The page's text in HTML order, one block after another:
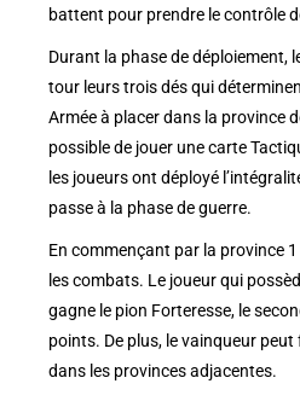
battent pour prendre le contrôle
Durant la phase de déploiement,
tour leurs trois dés qui
Armée à placer dans la province
possible de jouer une carte
les joueurs ont déployé
passe à la phase de guerre.
En commençant par la province
les combats. Le joueur qui
gagne le pion Forteresse, le
points. De plus, le vainqueur
dans les provinces adjacentes.